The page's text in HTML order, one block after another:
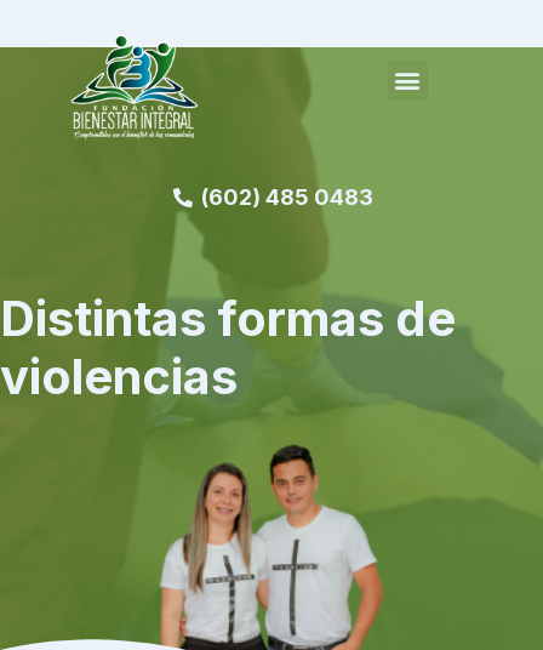
(602) 485 0483
Distintas formas de
violencias